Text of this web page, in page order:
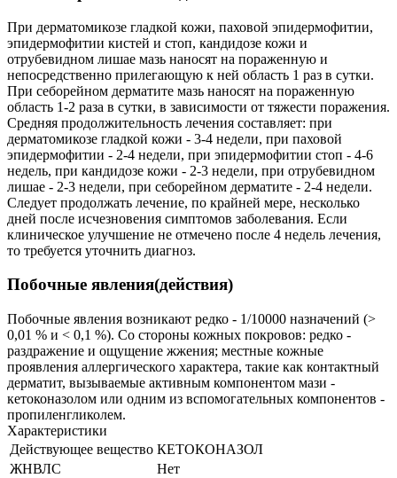
При дерматомикозе гладкой кожи, паховой эпидермофитии,
эпидермофитии кистей и стоп, кандидозе кожи и
отрубевидном лишае мазь наносят на пораженную и
непосредственно прилегающую к ней область 1 раз в сутки.
При себорейном дерматите мазь наносят на пораженную
область 1-2 раза в сутки, в зависимости от тяжести поражения.
Средняя продолжительность лечения составляет: при
дерматомикозе гладкой кожи - 3-4 недели, при паховой
эпидермофитии - 2-4 недели, при эпидермофитии стоп - 4-6
недель, при кандидозе кожи - 2-3 недели, при отрубевидном
лишае - 2-3 недели, при себорейном дерматите - 2-4 недели.
Следует продолжать лечение, по крайней мере, несколько
дней после исчезновения симптомов заболевания. Если
клиническое улучшение не отмечено после 4 недель лечения,
то требуется уточнить диагноз.
Побочные явления(действия)
Побочные явления возникают редко - 1/10000 назначений (>
0,01 % и < 0,1 %). Со стороны кожных покровов: редко -
раздражение и ощущение жжения; местные кожные
проявления аллергического характера, такие как контактный
дерматит, вызываемые активным компонентом мази -
кетоконазолом или одним из вспомогательных компонентов -
пропиленгликолем.
Характеристики
Действующее вещество КЕТОКОНАЗОЛ
ЖНВЛС
Нет